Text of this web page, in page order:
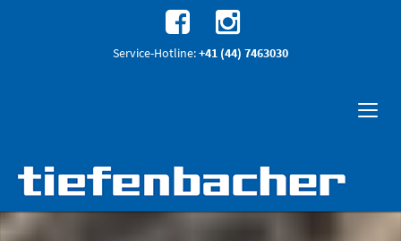
Service-Hotline:+41 (44) 7463030